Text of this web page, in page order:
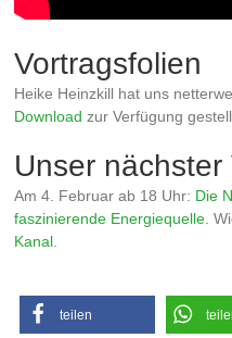
Vortragsfolien
Heike Heinzkill hat uns
Download zur Verfügung
Unser nächster
Am 4. Februar ab 18 Uhr: Die
faszinierende Energiequelle.
Kanal.
teilen